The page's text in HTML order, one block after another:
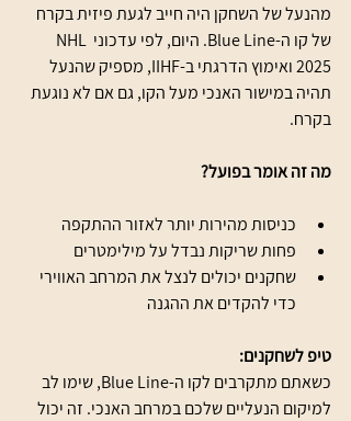
מהנעל של השחקן היה חייב לגעת פיזית בקרח
של קו ה-Blue Line. היום, לפי עדכוני NHL
2025 ואימוץ הדרגתי ב-IIHF, מספיק שהנעל
תהיה במישור האנכי מעל הקו, גם אם לא נוגעת
בקרח.
מה זה אומר בפועל?
כניסות מהירות יותר לאזור ההתקפה
פחות שריקות נבדל על מילימטרים
שחקנים יכולים לנצל את המרחב האווירי
כדי להקדים את ההגנה
טיפ לשחקנים:
כשאתם מתקרבים לקו ה-Blue Line, שימו לב
למיקום הנעליים שלכם במרחב האנכי. זה יכול